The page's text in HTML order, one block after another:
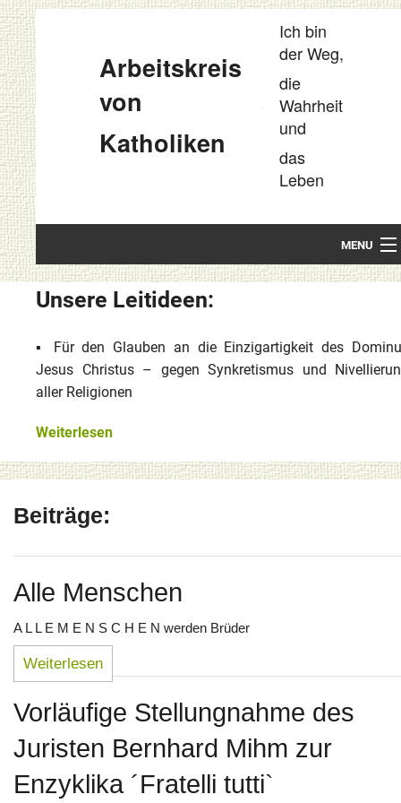
Arbeitskreis
von
Katholiken
Ich bin
der Weg,
die
Wahrheit
und
das
Leben
MENU
Startseite
Kompakt
Glaube und geistl. Leben
Weltkirche und Ortskirche
Gesellschaft und Staat
Impressum
Unsere Leitideen:
▪ Für den Glauben an die Einzigartigkeit des
Jesus Christus – gegen Synkretismus und
aller Religionen
Weiterlesen
Beiträge:
Alle Menschen
A L L E M E N S C H E N werden Brüder
Weiterlesen
Vorläufige Stellungnahme des
Juristen Bernhard Mihm zur
Enzyklika ´Fratelli tutti`